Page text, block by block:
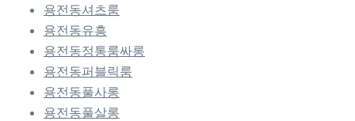
용전동셔츠룸
용전동유흥
용전동정통룸싸롱
용전동퍼블릭룸
용전동풀사롱
용전동풀살롱